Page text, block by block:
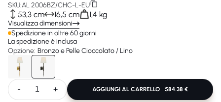
SKU:AL 2006BZ/CHC-L-EU
53,3 cm 16,5 cm 1,4 kg
Visualizza dimensioni
Spedizione in oltre 60 giorni
La spedizione è inclusa
Opzione: Bronzo e Pelle Cioccolato / Lino
- + AGGIUNGI AL CARRELLO 584.38 €